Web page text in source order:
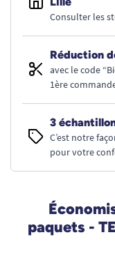
Consulter les
Réduction
avec le code
1ère
3
C’est notre
pour votre
paquets -